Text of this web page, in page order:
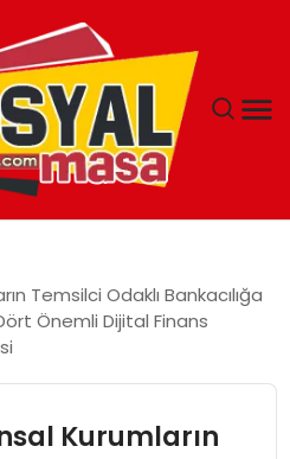
Temsilci Odaklı Bankacılığa
Önemli Dijital Finans
Kurumların